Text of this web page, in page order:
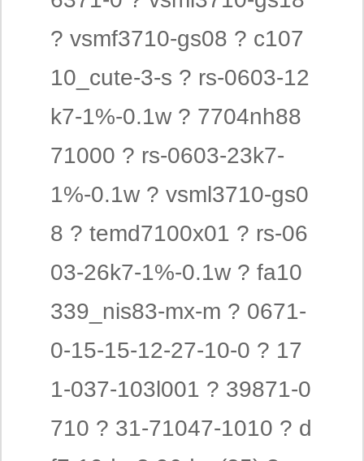
? vsmf3710-gs08 ? c107
10_cute-3-s ? rs-0603-12
k7-1%-0.1w ? 7704nh88
71000 ? rs-0603-23k7-
1%-0.1w ? vsml3710-gs0
8 ? temd7100x01 ? rs-06
03-26k7-1%-0.1w ? fa10
339_nis83-mx-m ? 0671-
0-15-15-12-27-10-0 ? 17
1-037-103l001 ? 39871-0
710 ? 31-71047-1010 ? d